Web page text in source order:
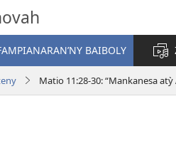
BAIBOLY
Matio 11:28-30: “Mankanesa